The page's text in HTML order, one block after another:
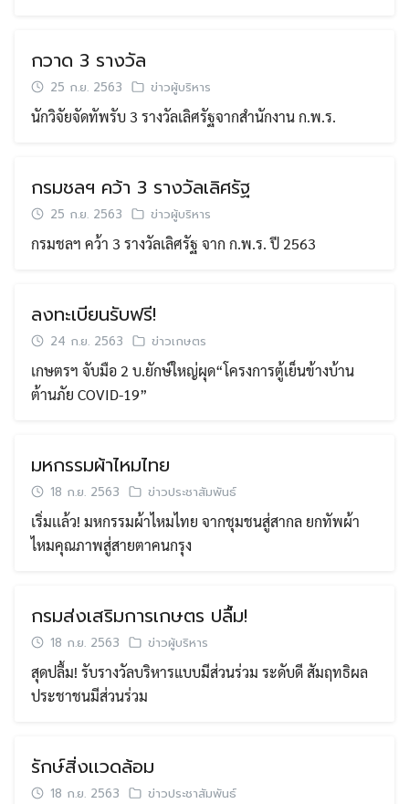
กวาด 3 รางวัล
25 ก.ย. 2563 ข่าวผู้บริหาร
นักวิจัยจัดทัพรับ 3 รางวัลเลิศรัฐจากสำนักงาน ก.พ.ร.
กรมชลฯ คว้า 3 รางวัลเลิศรัฐ
25 ก.ย. 2563 ข่าวผู้บริหาร
กรมชลฯ คว้า 3 รางวัลเลิศรัฐ จาก ก.พ.ร. ปี 2563
ลงทะเบียนรับฟรี!
24 ก.ย. 2563 ข่าวเกษตร
เกษตรฯ จับมือ 2 บ.ยักษ์ใหญ่ผุด“โครงการตู้เย็นข้างบ้าน
ต้านภัย COVID-19”
มหกรรมผ้าไหมไทย
18 ก.ย. 2563 ข่าวประชาสัมพันธ์
เริ่มเเล้ว! มหกรรมผ้าไหมไทย จากชุมชนสู่สากล ยกทัพผ้า
ไหมคุณภาพสู่สายตาคนกรุง
กรมส่งเสริมการเกษตร ปลื้ม!
18 ก.ย. 2563 ข่าวผู้บริหาร
สุดปลื้ม! รับรางวัลบริหารแบบมีส่วนร่วม ระดับดี สัมฤทธิผล
ประชาชนมีส่วนร่วม
รักษ์สิ่งเเวดล้อม
18 ก.ย. 2563 ข่าวประชาสัมพันธ์